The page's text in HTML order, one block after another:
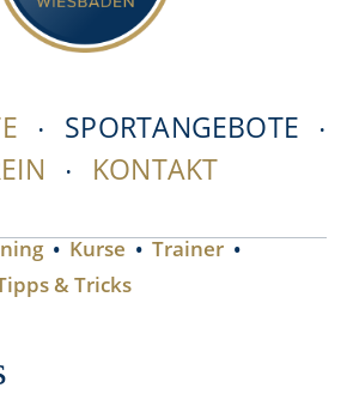
SPORTANGEBOTE
KONTAKT
Kurse
Trainer
& Tricks